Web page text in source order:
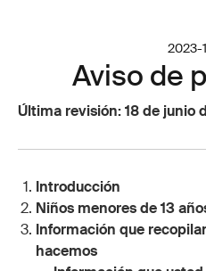
2023-
Aviso de
Última revisión: 18 de junio
Introducción
Niños menores de 13
Información que
hacemos